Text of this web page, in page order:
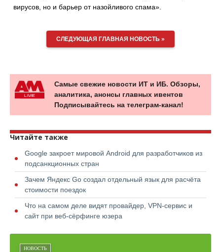
вирусов, но и барьер от назойливого спама».
СЛЕДУЮЩАЯ ГЛАВНАЯ НОВОСТЬ »
Самые свежие новости ИТ и ИБ. Обзоры,
аналитика, анонсы главных ивентов
Подписывайтесь на телеграм-канал!
Читайте также
Google закроет мировой Android для разработчиков из
подсанкционных стран
Зачем Яндекс Go создал отдельный язык для расчёта
стоимости поездок
Что на самом деле видят провайдер, VPN-сервис и
сайт при веб-сёрфинге юзера
НОВОСТЬ